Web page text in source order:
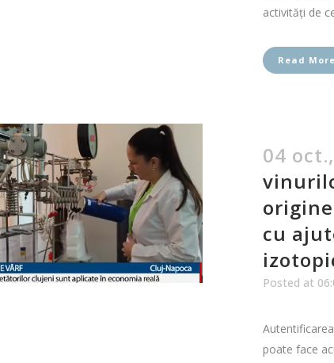
activități de
Read More
04
cu
Posted at
poate face